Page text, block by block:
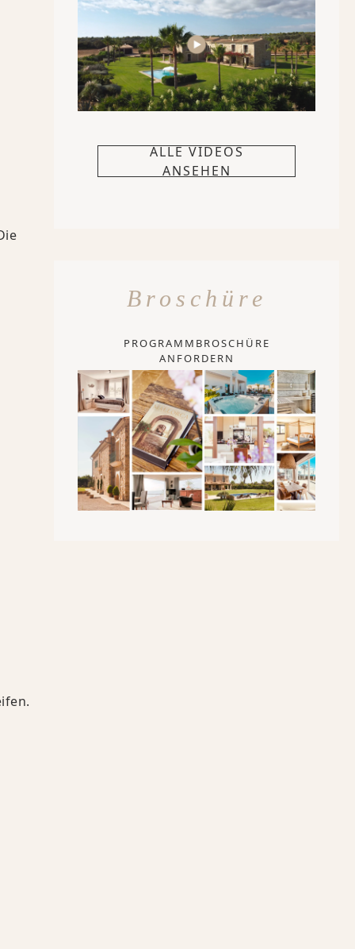
ALLE VIDEOS
ANSEHEN
Broschüre
PROGRAMMBROSCHÜRE
ANFORDERN